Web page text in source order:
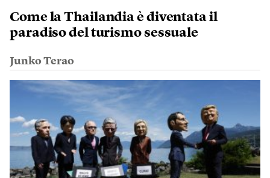
Come la Thailandia è diventata il
paradiso del turismo sessuale
Junko Terao